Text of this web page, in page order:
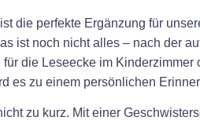
die perfekte Ergänzung für
ist noch nicht alles – nach der
die Leseecke im
es zu einem persönlichen
zu kurz. Mit einer